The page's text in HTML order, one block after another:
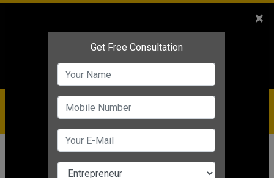
Service
IBC+91-9910344443
care@badabusiness.com
919810544443
बिजनेस केस स्टडीज
×